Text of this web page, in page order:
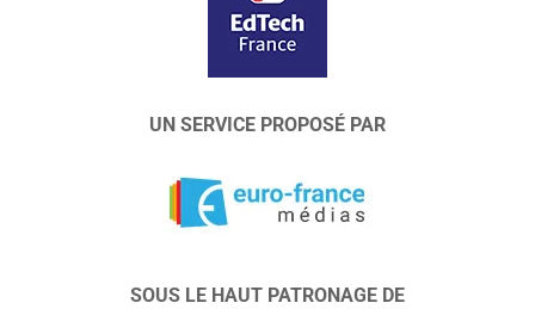
UN SERVICE PROPOSÉ PAR
SOUS LE HAUT PATRONAGE DE